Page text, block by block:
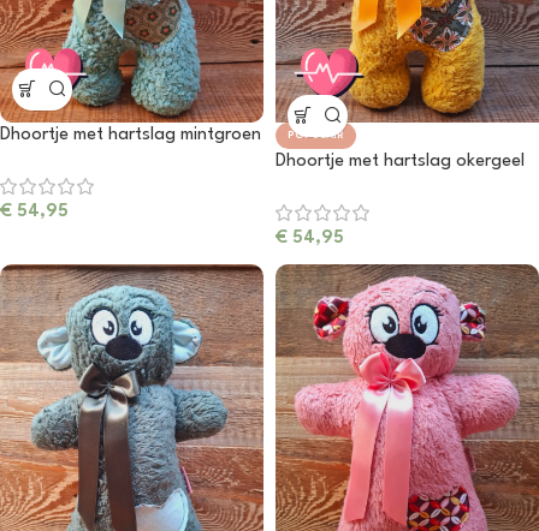
Dhoortje met hartslag mintgroen
€ 54,95
POPULAIR
Dhoortje met hartslag okergeel
€ 54,95